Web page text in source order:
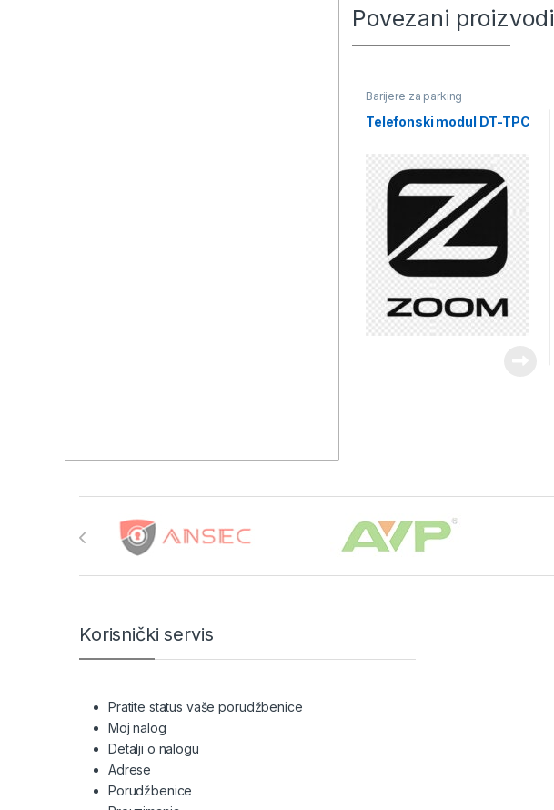
Povezani proizvodi
Barijere za parking
Telefonski modul DT-TPC
Brands Carousel
Korisnički servis
Pratite status vaše porudžbenice
Moj nalog
Detalji o nalogu
Adrese
Porudžbenice